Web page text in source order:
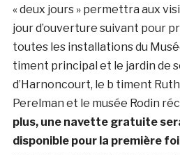
« deux jours » permettra aux
jour d’ouverture suivant pour
toutes les installations du
timent principal et le jardin de
d’Harnoncourt, le b timent Ruth
Perelman et le musée Rodin
plus, une navette gratuite
disponible pour la première